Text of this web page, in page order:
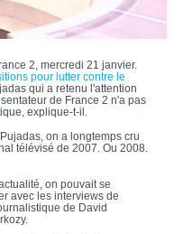
2, mercredi 21 janvier.
pour lutter contre le
qui a retenu l'attention
de France 2 n'a pas
explique-t-il.
on a longtemps cru
télévisé de 2007. Ou 2008.
on pouvait se
avec les interviews de
de David